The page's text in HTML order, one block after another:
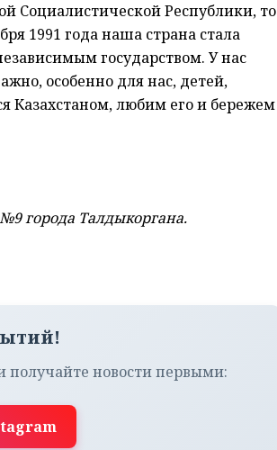
Социалистической Республики, то
1991 года наша страна стала
государством. У нас
особенно для нас, детей,
Казахстаном, любим его и бережем
города Талдыкоргана.
новости первыми: